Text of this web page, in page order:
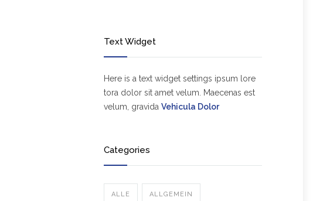
Text Widget
Here is a text widget settings ipsum lore
tora dolor sit amet velum. Maecenas est
velum, gravida Vehicula Dolor
Categories
ALLE ALLGEMEIN